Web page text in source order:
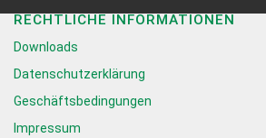
RECHTLICHE INFORMATIONEN
Downloads
Datenschutzerklärung
Geschäftsbedingungen
Impressum